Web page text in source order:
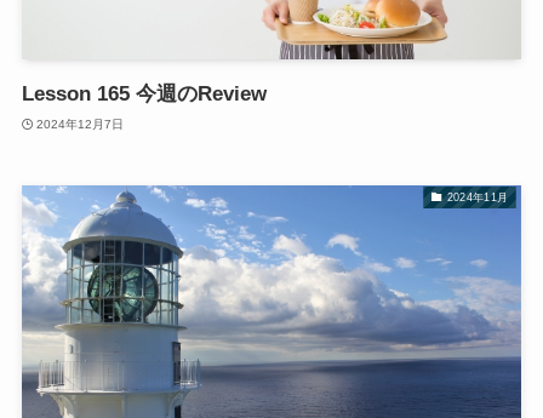
Lesson 165 今週のReview
2024年12月7日
2024年11月